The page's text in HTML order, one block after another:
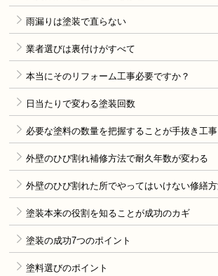
雨漏りは塗装で直らない
業者選びは裏付けがすべて
本当にそのリフォーム工事必要ですか？
日当たりで変わる塗装回数
必要な塗料の数量を把握することが手抜き工
外壁のひび割れ補修方法で耐久年数が変わる
外壁のひび割れた所でやってはいけない修繕
塗装本来の役割を知ることが成功のカギ
塗装の成功7つのポイント
塗料選びのポイント